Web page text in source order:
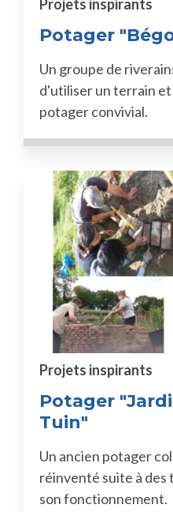
Potager
Projets inspirants
Un groupe de
d'utiliser un terrain
potager convivial.
Potager
Tuin"
Projets inspirants
Un ancien potager
réinventé suite à des
son fonctionnement.